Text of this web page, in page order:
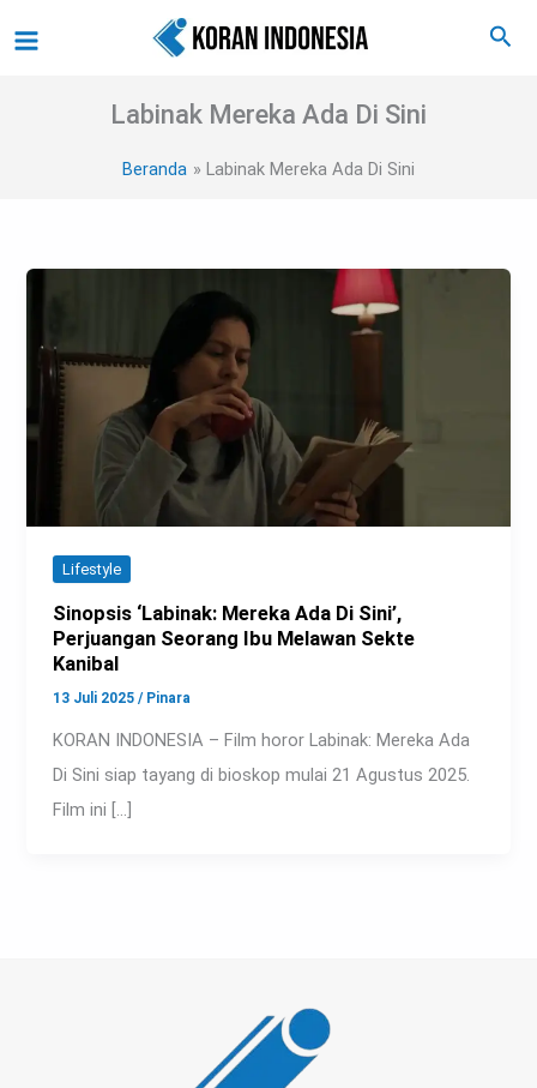
ke
Cari
Labinak Mereka Ada Di Sini
Beranda Labinak Mereka Ada Di Sini
Lifestyle
Sinopsis ‘Labinak: Mereka Ada Di Sini’,
Perjuangan Seorang Ibu Melawan Sekte
Kanibal
13 Juli 2025/ Pinara
KORAN INDONESIA – Film horor Labinak: Mereka Ada
Di Sini siap tayang di bioskop mulai 21 Agustus 2025.
Film ini […]